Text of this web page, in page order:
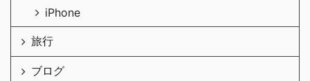
iPhone
旅行
ブログ